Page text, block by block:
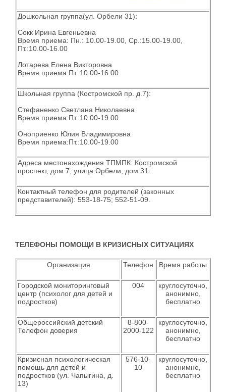
Дошкольная группа(ул. Орбели 31):
Сокк Ирина Евгеньевна
Время приема: Пн.: 10.00-19.00, Ср.:15.00-19.00,
Пт.:10.00-16.00
Лотарева Елена Викторовна
Время приема:Пт.:10.00-16.00
Школьная группа (Костромской пр. д.7):
Стефаненко Светлана Николаевна
Время приема:Пт.:10.00-19.00
Оноприенко Юлия Владимировна
Время приема:Пт.:10.00-19.00
Адреса местонахождения ТПМПК: Костромской
проспект, дом 7; улица Орбели, дом 31.
Контактный телефон для родителей (законных
представителей): 553-18-75; 552-51-09.
ТЕЛЕФОНЫ ПОМОЩИ В КРИЗИСНЫХ СИТУАЦИЯХ
Организация Телефон Время работы
Городской мониторинговый
центр (психолог для детей и
подростков)
004
круглосуточно,
анонимно,
бесплатно
Общероссийский детский
Телефон доверия
8-800-
2000-122
круглосуточно,
анонимно,
бесплатно
Кризисная психологическая
помощь для детей и
подростков (ул. Чапыгина, д.
13)
576-10-
10
круглосуточно,
анонимно,
бесплатно